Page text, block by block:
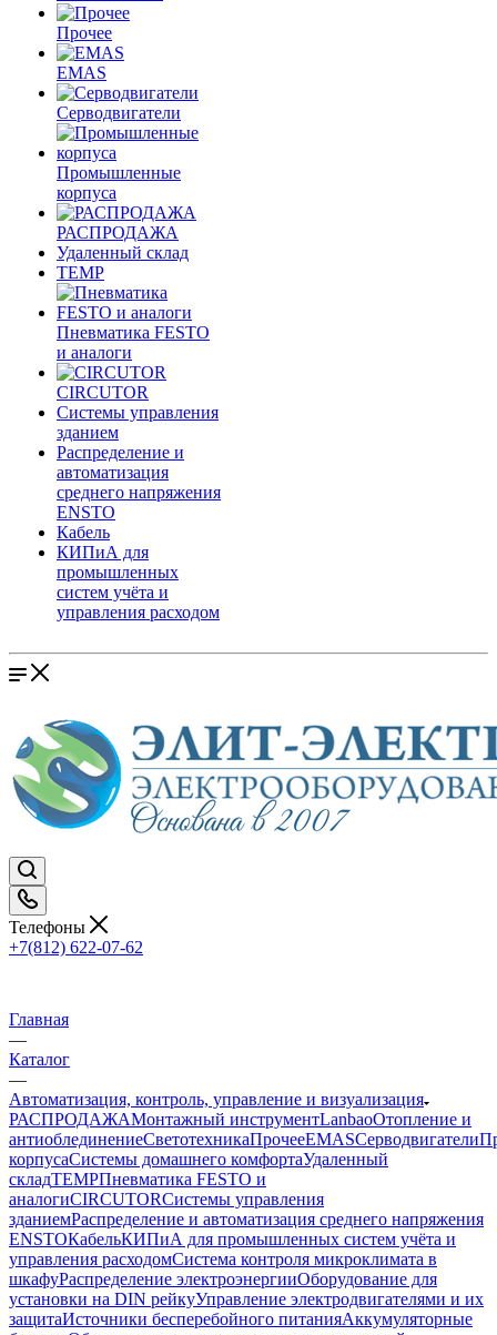
Прочее
EMAS
Cерводвигатели
Промышленные
корпуса
РАСПРОДАЖА
Удаленный склад
TEMP
Пневматика FESTO
и аналоги
CIRCUTOR
Системы управления
зданием
Распределение и
автоматизация
среднего напряжения
ENSTO
Кабель
КИПиА для
промышленных
систем учёта и
управления расходом
Телефоны
+7(812) 622-07-62
Главная
—
Каталог
—
Автоматизация, контроль, управление и визуализация
РАСПРОДАЖАМонтажный инструментLanbaoОтопление и
антиоблединениеСветотехникаПрочееEMASCерводвигатели
корпусаСистемы домашнего комфортаУдаленный
складTEMPПневматика FESTO и
аналогиCIRCUTORСистемы управления
зданиемРаспределение и автоматизация среднего напряжения
ENSTOКабельКИПиА для промышленных систем учёта и
управления расходомСистема контроля микроклимата в
шкафуРаспределение электроэнергииОборудование для
установки на DIN рейкуУправление электродвигателями и их
защитаИсточники бесперебойного питанияАккумуляторные